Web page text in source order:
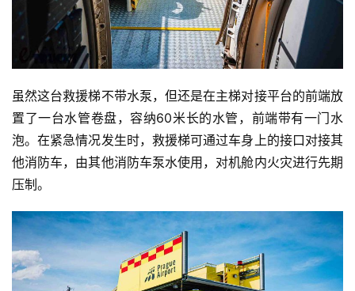
虽然这台救援梯不带水泵，但还是在主梯对接平台的前端放
置了一台水管卷盘，容纳60米长的水管，前端带有一门水
泡。在紧急情况发生时，救援梯可通过车身上的接口对接其
他消防车，由其他消防车泵水使用，对机舱内火灾进行先期
压制。